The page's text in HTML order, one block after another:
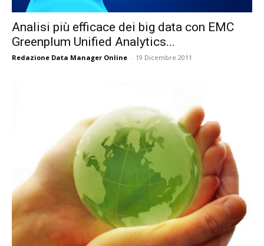
Analisi più efficace dei big data con EMC
Greenplum Unified Analytics...
Redazione Data Manager Online - 19 Dicembre 2011